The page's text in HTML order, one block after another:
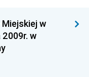
i Polityki
Straży
w
w